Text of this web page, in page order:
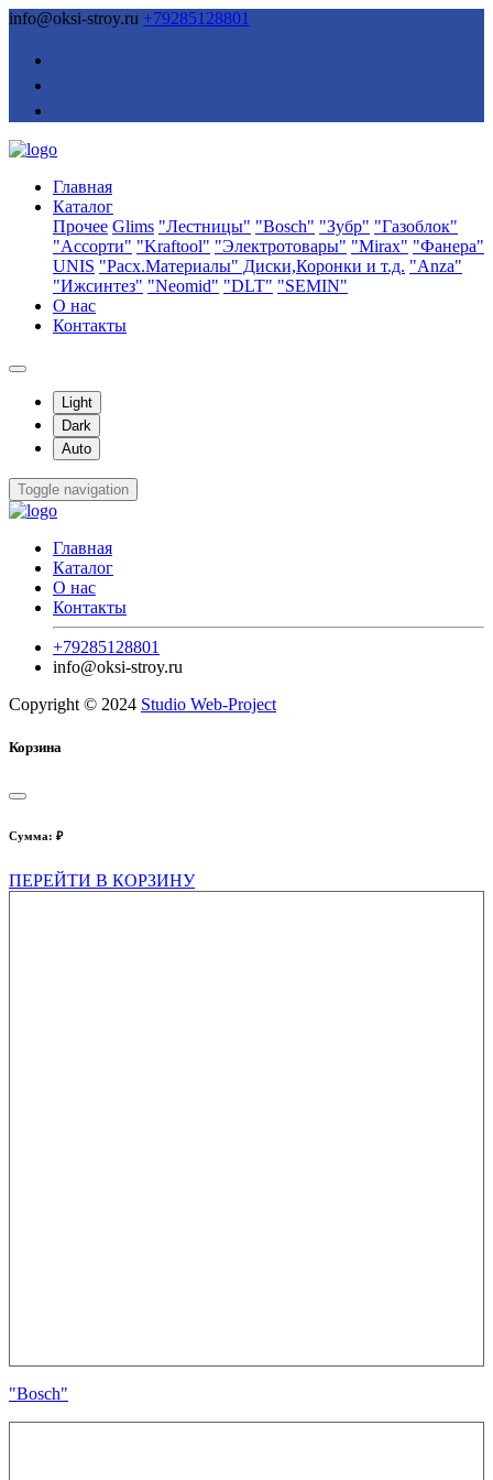
info@oksi-stroy.ru +79285128801
Главная
Каталог
Прочее Glims "Лестницы" "Bosch" "Зубр" "Газоблок"
"Ассорти" "Kraftool" "Электротовары" "Mirax" "Фанера"
UNIS "Расх.Материалы" Диски,Коронки и т.д. "Anza"
"Ижсинтез" "Neomid" "DLT" "SEMIN"
О нас
Контакты
Light
Dark
Auto
Toggle navigation
Главная
Каталог
О нас
Контакты
+79285128801
info@oksi-stroy.ru
Copyright © 2024 Studio Web-Project
Корзина
Сумма: ₽
ПЕРЕЙТИ В КОРЗИНУ
"Bosch"